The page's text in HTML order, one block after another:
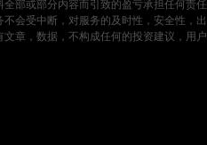
全部或部分内容而引致的盈亏承担任何
会受中断，对服务的及时性，安全性，
章，数据，不构成任何的投资建议，用